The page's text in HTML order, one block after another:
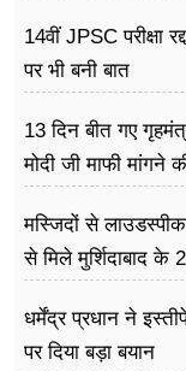
14वीं JPSC
पर भी बनी बात
13 दिन बीत गए
मोदी जी माफी मांगने
मस्जिदों से
से मिले मुर्शिदाबाद के
धर्मेंद्र प्रधान ने
पर दिया बड़ा बयान